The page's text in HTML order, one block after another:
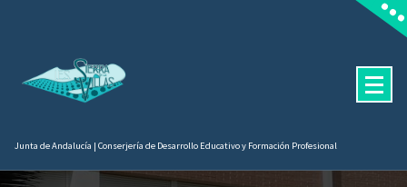
Junta de Andalucía | Conserjería de Desarrollo Educativo y Formación Profesional